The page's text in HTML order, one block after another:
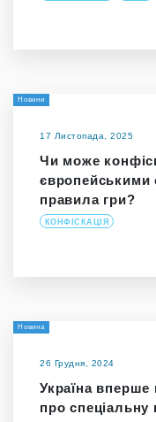
Новини
17 Листопада, 2025
Чи може
європейськими
правила гри?
КОНФІСКАЦІЯ
Новина
26 Грудня, 2024
Україна вперше
про спеціальну